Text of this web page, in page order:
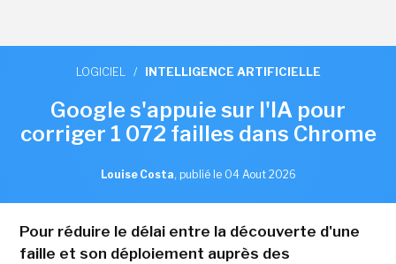
LOGICIEL / INTELLIGENCE ARTIFICIELLE
Google s'appuie sur l'IA pour
corriger 1 072 failles dans Chrome
Louise Costa, publié le 04 Aout 2026
Pour réduire le délai entre la découverte d'une
faille et son déploiement auprès des